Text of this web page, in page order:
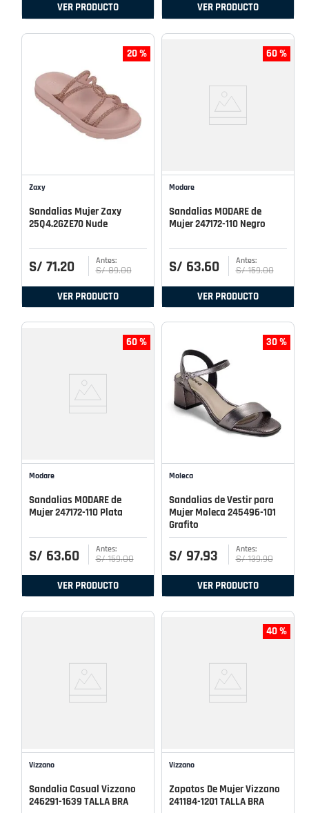
VER PRODUCTO VER PRODUCTO
20 %
Zaxy
Sandalias Mujer Zaxy
25Q4.2GZE70 Nude
S/ 71.20 S/ 89.00
VER PRODUCTO
60 %
Modare
Sandalias MODARE de
Mujer 247172-110 Negro
S/ 63.60 S/ 159.00
VER PRODUCTO
60 %
Modare
Sandalias MODARE de
Mujer 247172-110 Plata
S/ 63.60 S/ 159.00
VER PRODUCTO
30 %
Moleca
Sandalias de Vestir para
Mujer Moleca 245496-101
Grafito
S/ 97.93 S/ 139.90
VER PRODUCTO
Vizzano
Sandalia Casual Vizzano
246291-1639 TALLA BRA
40 %
Vizzano
Zapatos De Mujer Vizzano
241184-1201 TALLA BRA